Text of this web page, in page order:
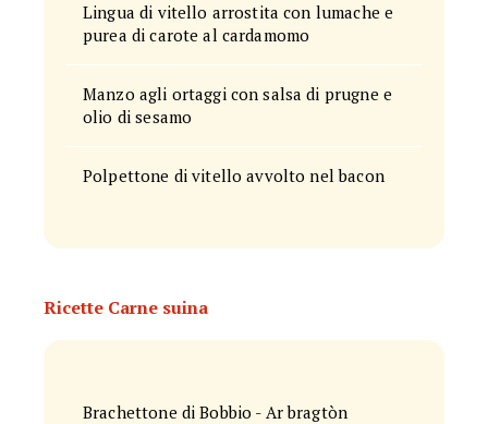
Lingua di vitello arrostita con lumache e
purea di carote al cardamomo
Manzo agli ortaggi con salsa di prugne e
olio di sesamo
Polpettone di vitello avvolto nel bacon
Ricette Carne suina
Brachettone di Bobbio - Ar bragtòn